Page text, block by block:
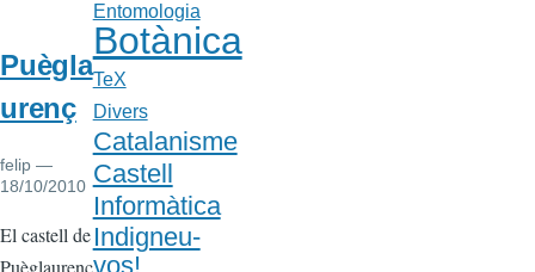
Puègla
urenç
felip —
18/10/2010
Cos
El castell de
Entomologia
Botànica
TeX
Divers
Catalanisme
Castell
Informàtica
Indigneu-
vos!